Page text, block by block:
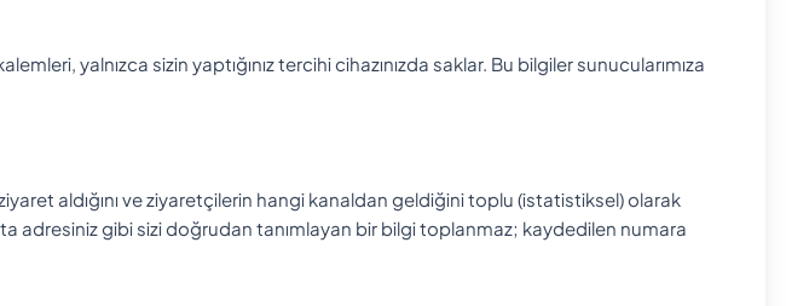
yalnızca sizin yaptığınız tercihi cihazınızda saklar. Bu bilgiler sunucularımıza
aldığını ve ziyaretçilerin hangi kanaldan geldiğini toplu (istatistiksel) olarak
adresiniz gibi sizi doğrudan tanımlayan bir bilgi toplanmaz; kaydedilen numara